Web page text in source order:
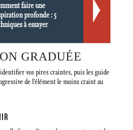
faire une
profonde : 5
à essayer
GRADUÉE
identifier vos pires craintes, puis les guide
de l’élément le moins craint au